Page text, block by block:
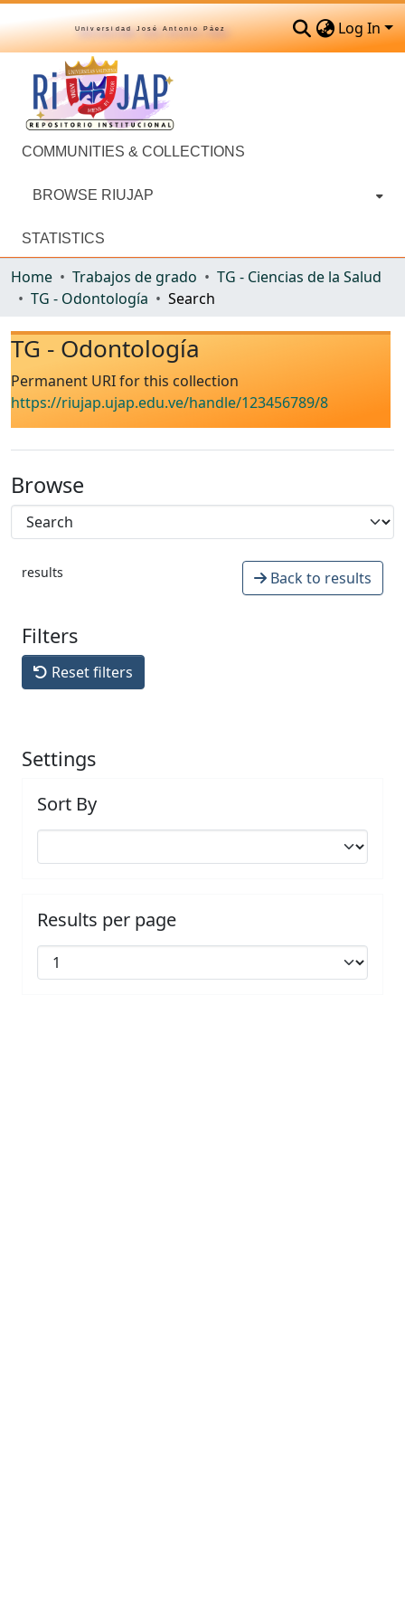
Universidad José Antonio Páez Log In
COMMUNITIES & COLLECTIONS
BROWSE RIUJAP
STATISTICS
Home Trabajos de grado
TG - Ciencias de la Salud
TG - Odontología
Search
TG - Odontología
Permanent URI for this collection
https://riujap.ujap.edu.ve/handle/123456789/8
Browse
results Back to results
Filters
Reset filters
Settings
Sort By
Results per page